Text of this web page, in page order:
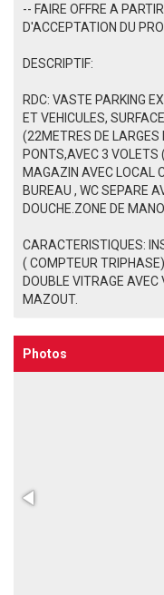
-- FAIRE OFFRE A
D'ACCEPTATION DU
DESCRIPTIF:
RDC: VASTE PARKING
ET VEHICULES,
(22METRES DE LARGES
PONTS,AVEC 3
MAGAZIN AVEC LOCAL
BUREAU , WC SEPARE
DOUCHE.ZONE DE
CARACTERISTIQUES:
( COMPTEUR
DOUBLE VITRAGE AVEC
MAZOUT.
Photos